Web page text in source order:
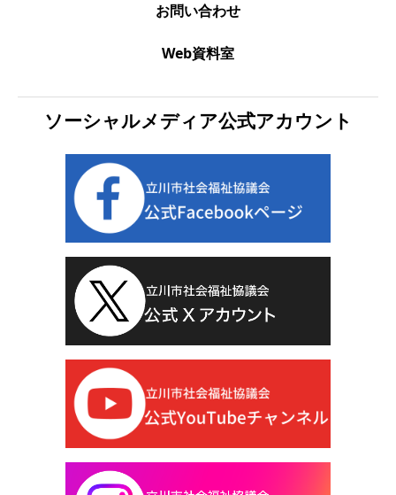
お問い合わせ
Web資料室
ソーシャルメディア公式アカウント